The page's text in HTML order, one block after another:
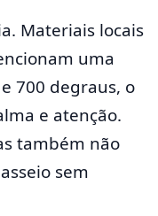
Materiais locais
uma
700 degraus, o
e atenção.
também não
sem